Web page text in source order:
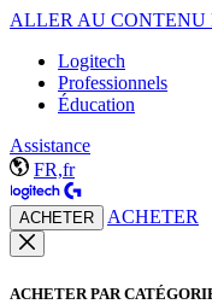
ALLER AU CONTENU
Logitech
Professionnels
Éducation
Assistance
FR,fr
ACHETER ACHETER
ACHETER PAR